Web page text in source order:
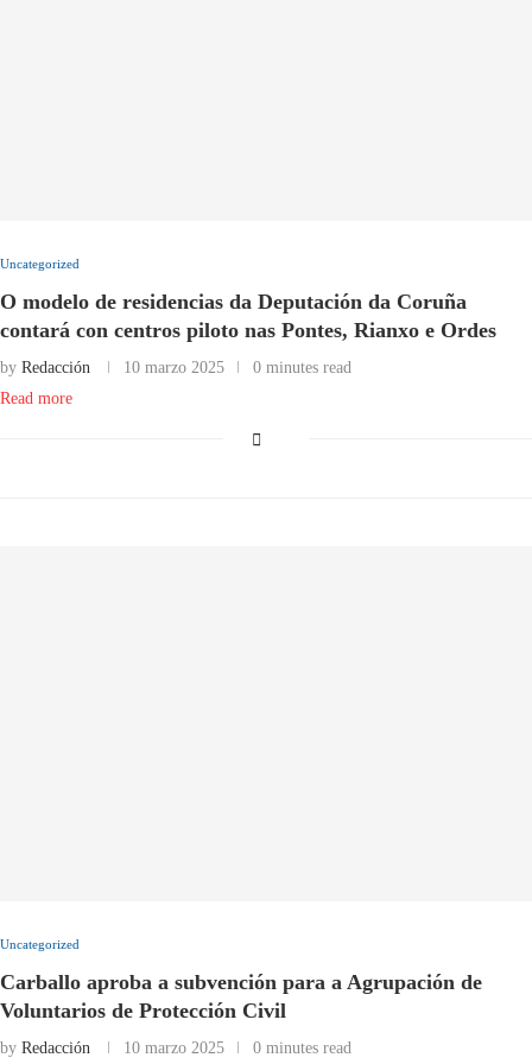
Uncategorized
O modelo de residencias da Deputación da Coruña
contará con centros piloto nas Pontes, Rianxo e Ordes
by Redacción 10 marzo 2025
0 minutes read
Read more
Uncategorized
Carballo aproba a subvención para a Agrupación de
Voluntarios de Protección Civil
by Redacción 10 marzo 2025
0 minutes read